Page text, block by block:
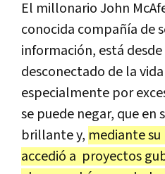
El millonarioJohn
conocida compañía de
información, está desde
desconectado de lavida
especialmente por
se puede negar, queen
brillantey, mediantesu
accedió a proyectos